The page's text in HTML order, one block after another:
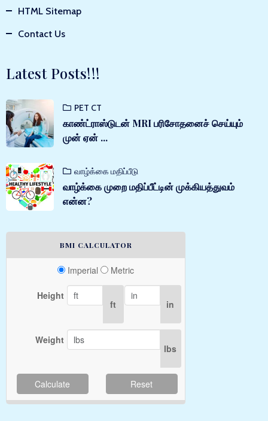
HTML Sitemap
Contact Us
Latest Posts!!!
PET CT
காண்ட்ராஸ்டுடன் MRI பரிசோதனைச் செய்யும்
முன் ஏன் ...
வாழ்க்கை மதிப்பீடு
வாழ்க்கை முறை மதிப்பீட்டின் முக்கியத்துவம்
என்ன?
BMI CALCULATOR
Imperial Metric
Height
ft in
Weight
lbs
Calculate Reset